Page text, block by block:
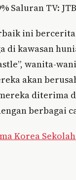
Saluran TV:
ini
di kawasan
wanita-
akan
diterima
berbagai
Korea